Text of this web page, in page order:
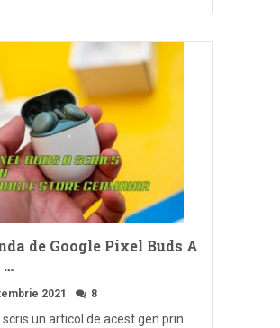
de Google Pixel Buds A
…
2021 8
un articol de acest gen prin